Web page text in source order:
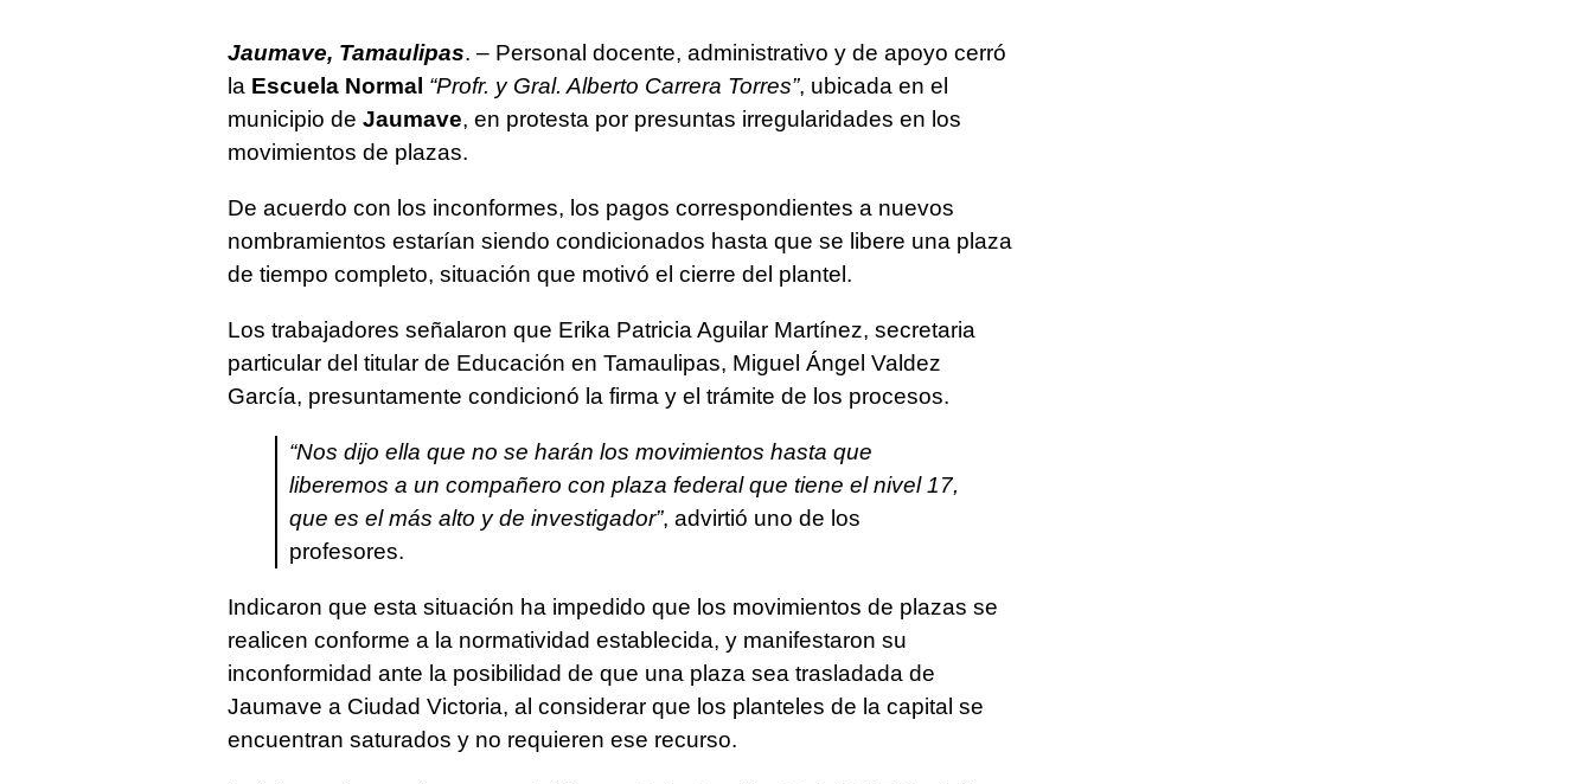
Jaumave, Tamaulipas. – Personal docente, administrativo y de apoyo cerró
la Escuela Normal “Profr. y Gral. Alberto Carrera Torres”, ubicada en el
municipio de Jaumave, en protesta por presuntas irregularidades en los
movimientos de plazas.
De acuerdo con los inconformes, los pagos correspondientes a nuevos
nombramientos estarían siendo condicionados hasta que se libere una plaza
de tiempo completo, situación que motivó el cierre del plantel.
Los trabajadores señalaron que Erika Patricia Aguilar Martínez, secretaria
particular del titular de Educación en Tamaulipas, Miguel Ángel Valdez
García, presuntamente condicionó la firma y el trámite de los procesos.
“Nos dijo ella que no se harán los movimientos hasta que
liberemos a un compañero con plaza federal que tiene el nivel 17,
que es el más alto y de investigador”, advirtió uno de los
profesores.
Indicaron que esta situación ha impedido que los movimientos de plazas se
realicen conforme a la normatividad establecida, y manifestaron su
inconformidad ante la posibilidad de que una plaza sea trasladada de
Jaumave a Ciudad Victoria, al considerar que los planteles de la capital se
encuentran saturados y no requieren ese recurso.